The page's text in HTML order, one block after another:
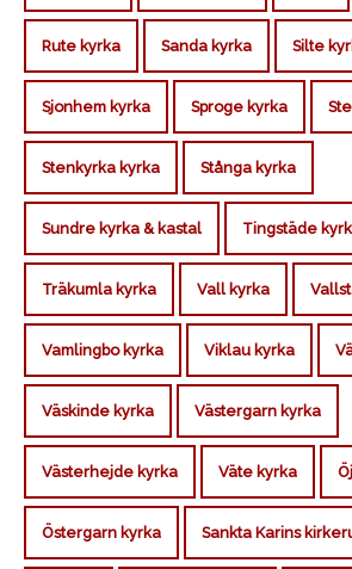
Rute kyrka Sanda kyrka Silte
Sjonhem kyrka Sproge kyrka
Stenkyrka kyrka Stånga kyrka
Sundre kyrka & kastal Tingstäde
Träkumla kyrka Vall kyrka
Vamlingbo kyrka Viklau kyrka
Väskinde kyrka Västergarn kyrka
Västerhejde kyrka Väte kyrka
Östergarn kyrka Sankta Karins